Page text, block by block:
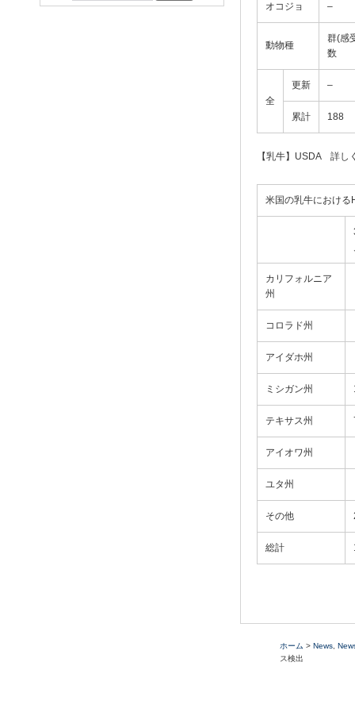
オコジョ –
動物種
群(感
数
全
更新 –
累計 188
【乳牛】USDA 詳し
米国の乳牛におけ
カリフォルニア
州
コロラド州
アイダホ州
ミシガン州
テキサス州
アイオワ州
ユタ州
その他
総計
ホーム > News
ス検出